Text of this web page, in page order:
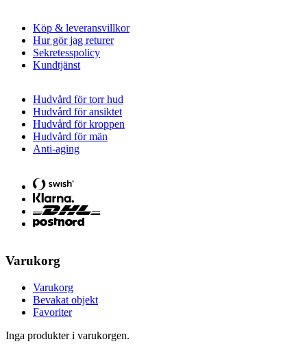
Köp & leveransvillkor
Hur gör jag returer
Sekretesspolicy
Kundtjänst
Hudvård för torr hud
Hudvård för ansiktet
Hudvård för kroppen
Hudvård för män
Anti-aging
Varukorg
Varukorg
Bevakat objekt
Favoriter
Inga produkter i varukorgen.